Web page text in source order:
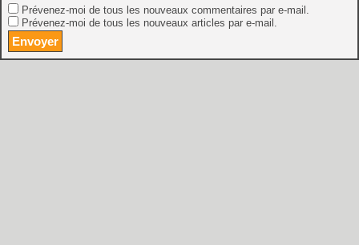
Prévenez-moi de tous les nouveaux commentaires par e-mail.
Prévenez-moi de tous les nouveaux articles par e-mail.